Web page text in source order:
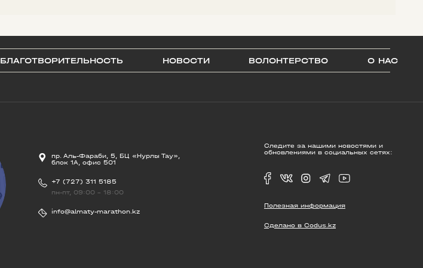
БЛАГОТВОРИТЕЛЬНОСТЬ НОВОСТИ ВОЛОНТЕРСТВО О НАС
пр. Аль-Фараби, 5, БЦ «Нурлы Тау»,
блок 1А, офис 501
+7 (727) 311 5185
пн-пт, 09:00 - 18:00
info@almaty-marathon.kz
Следите за нашими новостями и
обновлениями в социальных сетях:
Полезная информация
Сделано в Codus.kz